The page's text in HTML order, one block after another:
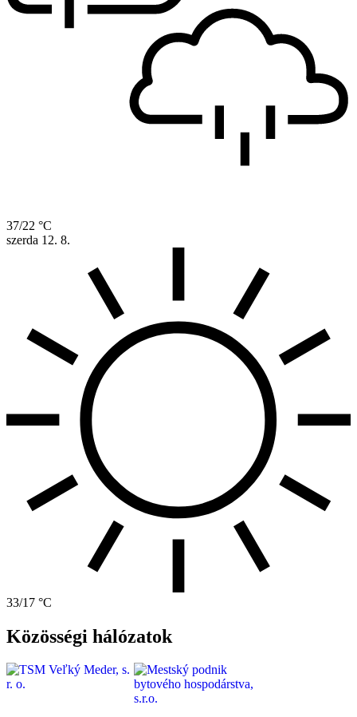
37/22 °C
szerda 12. 8.
33/17 °C
Közösségi hálózatok